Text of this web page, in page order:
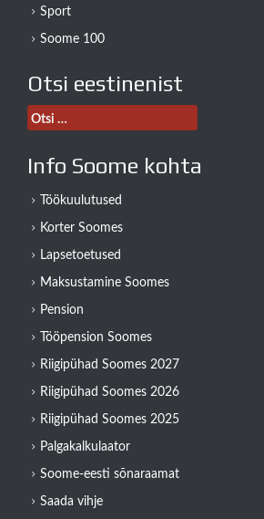
Sport
Soome 100
Otsi eestinenist
Otsi:
Info Soome kohta
Töökuulutused
Korter Soomes
Lapsetoetused
Maksustamine Soomes
Pension
Tööpension Soomes
Riigipühad Soomes 2027
Riigipühad Soomes 2026
Riigipühad Soomes 2025
Palgakalkulaator
Soome-eesti sõnaraamat
Saada vihje